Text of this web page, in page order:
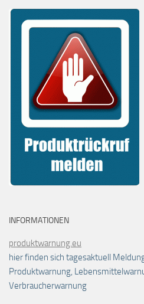
INFORMATIONEN
produktwarnung.eu
hier finden sich tagesaktuell
Produktwarnung,
Verbraucherwarnung